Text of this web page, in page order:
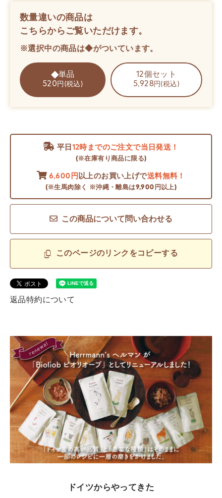
数量違いの商品は
こちらからご覧いただけます。
※選択中の商品は◆がついています。
単品
520 円(税込)
12個セット
5,928円(税込)
平日 12時までのご注文で当日発送！
(※在庫有り商品に限る)
6,600円 以上のお買い上げで送料無料！
(※生馬肉除く ※沖縄・離島は9,900円以上)
この商品について問い合わせる
このページのリンクをコピーする
返品特約について
ドイツからやってきた